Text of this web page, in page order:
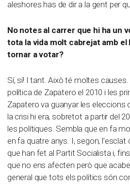
aleshores has de dir a la gent per
No notes al carrer que hi ha un
tota la vida molt cabrejat amb el
tornar a votar?
Sí, sí! I tant. Això té moltes causes.
política de Zapatero el 2010 i les
Zapatero va guanyar les eleccions
la crisi hi era, sobretot a partir del
les polítiques. Sembla que en fa
en fa quatre anys. I, segon,
que han fet al Partit Socialista i,
que no ens afecten però que
general que tots els polítics són